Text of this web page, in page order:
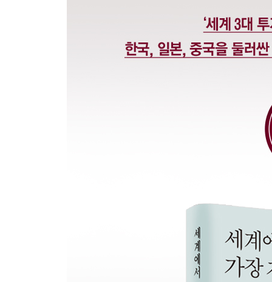
AI 등장으로 사라질 산업, 성장할 산업
돈의 형태가 변하면 경제도 변한다